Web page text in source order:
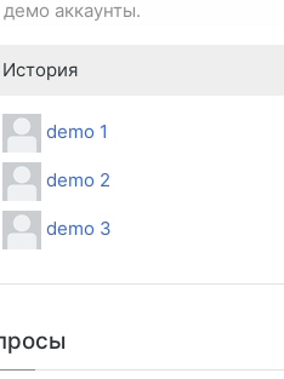
демо аккаунты.
История
demo 1
demo 2
demo 3